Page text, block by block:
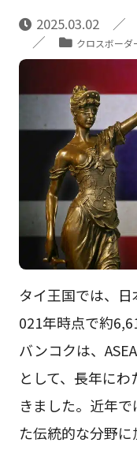
2025.03.02
クロスボーダ
タイ王国では、
021年時点で約
バンコクは、
として、長年に
きました。近年
た伝統的な分野